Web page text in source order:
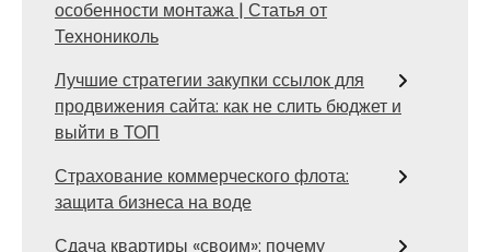
особенности монтажа | Статья от
Технониколь
Лучшие стратегии закупки ссылок для
продвижения сайта: как не слить бюджет и
выйти в ТОП
Страхование коммерческого флота:
защита бизнеса на воде
Сдача квартиры «своим»: почему